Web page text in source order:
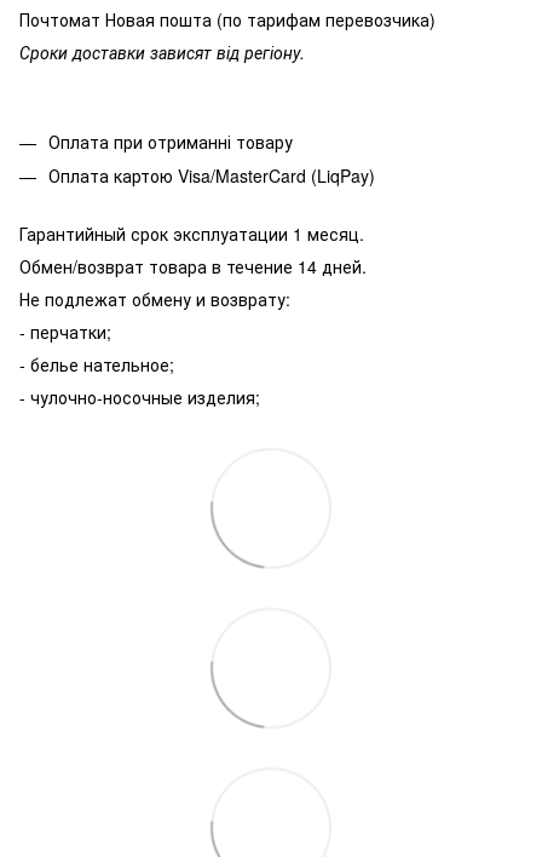
Почтомат Новая пошта (по тарифам перевозчика)
Сроки доставки зависят від регіону.
Оплата при отриманні товару
Оплата картою Visa/MasterCard (LiqPay)
Гарантийный срок эксплуатации 1 месяц.
Обмен/возврат товара в течение 14 дней.
Не подлежат обмену и возврату:
- перчатки;
- белье нательное;
- чулочно-носочные изделия;